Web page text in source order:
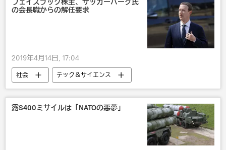
フェイスブック株主、ザッカーバーグ氏
の会長職からの解任要求
2019年4月14日, 17:04
社会
テック＆サイエンス
マーク・ザッカーバーグ
Meta (facebook)
経済
露S400ミサイルは「NATOの悪夢」